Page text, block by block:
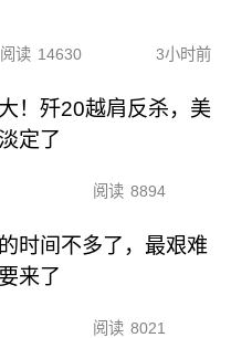
阅读 14630 3小时前
！歼20越肩反杀，美
定了
阅读 8894
时间不多了，最艰难
来了
阅读 8021